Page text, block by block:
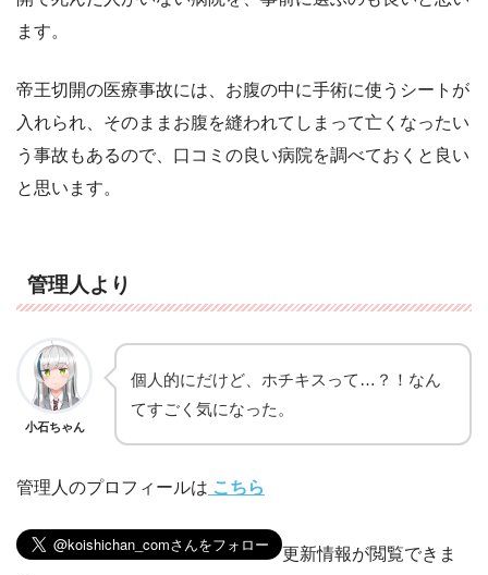
ます。
帝王切開の医療事故には、お腹の中に手術に使うシートが
入れられ、そのままお腹を縫われてしまって亡くなったい
う事故もあるので、口コミの良い病院を調べておくと良い
と思います。
管理人より
小石ちゃん
個人的にだけど、ホチキスって…？！なん
てすごく気になった。
管理人のプロフィールは こちら
更新情報が閲覧できま